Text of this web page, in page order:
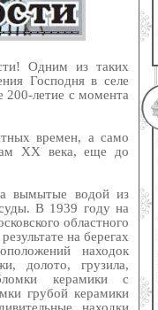
Одним из таких
Господня в селе
200-летие с момента
времен, а само
XX века, еще до
вымытые водой из
В 1939 году на
областного
на берегах
находок
долото, грузила,
керамики с
грубой керамики
находки